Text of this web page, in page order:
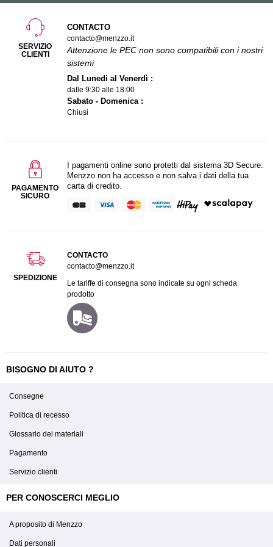
SERVIZIO
CLIENTI
CONTACTO
contacto@menzzo.it
Attenzione le PEC non sono compatibili con i nostri
sistemi
Dal Lunedi al Venerdì :
dalle 9:30 alle 18:00
Sabato - Domenica :
Chiusi
PAGAMENTO
SICURO
I pagamenti online sono protetti dal sistema 3D Secure.
Menzzo non ha accesso e non salva i dati della tua
carta di credito.
SPEDIZIONE
CONTACTO
contacto@menzzo.it
Le tariffe di consegna sono indicate su ogni scheda
prodotto
BISOGNO DI AIUTO ?
Consegne
Politica di recesso
Glossario dei materiali
Pagamento
Servizio clienti
PER CONOSCERCI MEGLIO
A proposito di Menzzo
Dati personali